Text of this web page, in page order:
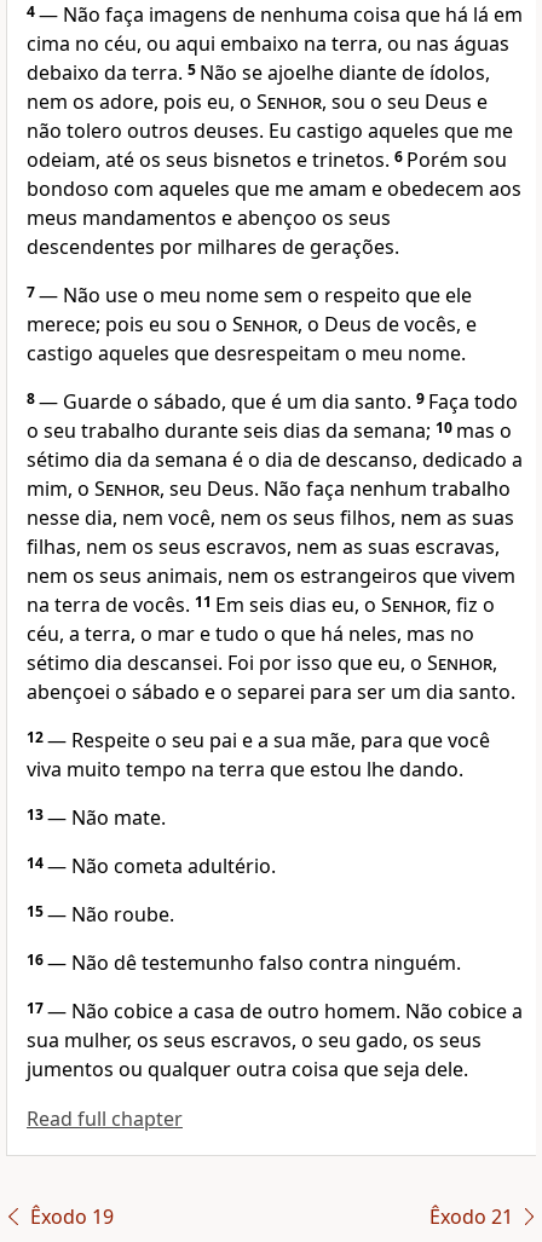
4— Não faça imagens de nenhuma coisa que há lá em
cima no céu, ou aqui embaixo na terra, ou nas águas
debaixo da terra. 5 Não se ajoelhe diante de ídolos,
nem os adore, pois eu, o Senhor, sou o seu Deus e
não tolero outros deuses. Eu castigo aqueles que me
odeiam, até os seus bisnetos e trinetos. 6 Porém sou
bondoso com aqueles que me amam e obedecem aos
meus mandamentos e abençoo os seus
descendentes por milhares de gerações.
7— Não use o meu nome sem o respeito que ele
merece; pois eu sou o Senhor, o Deus de vocês, e
castigo aqueles que desrespeitam o meu nome.
8— Guarde o sábado, que é um dia santo. 9 Faça todo
o seu trabalho durante seis dias da semana; 10 mas o
sétimo dia da semana é o dia de descanso, dedicado a
mim, o Senhor, seu Deus. Não faça nenhum trabalho
nesse dia, nem você, nem os seus filhos, nem as suas
filhas, nem os seus escravos, nem as suas escravas,
nem os seus animais, nem os estrangeiros que vivem
na terra de vocês. 11 Em seis dias eu, o Senhor, fiz o
céu, a terra, o mar e tudo o que há neles, mas no
sétimo dia descansei. Foi por isso que eu, o Senhor,
abençoei o sábado e o separei para ser um dia santo.
12— Respeite o seu pai e a sua mãe, para que você
viva muito tempo na terra que estou lhe dando.
13— Não mate.
14— Não cometa adultério.
15— Não roube.
16— Não dê testemunho falso contra ninguém.
17— Não cobice a casa de outro homem. Não cobice a
sua mulher, os seus escravos, o seu gado, os seus
jumentos ou qualquer outra coisa que seja dele.
Read full chapter
Êxodo 19 Êxodo 21